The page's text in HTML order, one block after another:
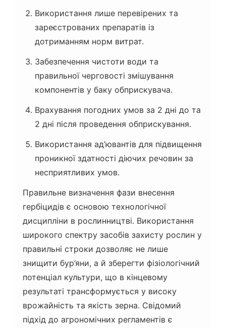
Використання лише перевірених та
зареєстрованих препаратів із
дотриманням норм витрат.
Забезпечення чистоти води та
правильної черговості змішування
компонентів у баку обприскувача.
Врахування погодних умов за 2 дні до та
2 дні після проведення обприскування.
Використання ад’ювантів для підвищення
проникної здатності діючих речовин за
несприятливих умов.
Правильне визначення фази внесення
гербіцидів є основою технологічної
дисципліни в рослинництві. Використання
широкого спектру засобів захисту рослин у
правильні строки дозволяє не лише
знищити бур’яни, а й зберегти фізіологічний
потенціал культури, що в кінцевому
результаті трансформується у високу
врожайність та якість зерна. Свідомий
підхід до агрономічних регламентів є